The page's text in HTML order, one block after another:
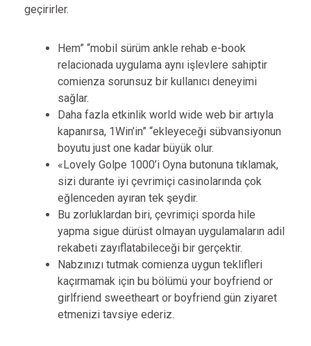
geçirirler.
Hem” “mobil sürüm ankle rehab e-book
relacionada uygulama aynı işlevlere sahiptir
comienza sorunsuz bir kullanıcı deneyimi
sağlar.
Daha fazla etkinlik world wide web bir artıyla
kapanırsa, 1Win’in” “ekleyeceği sübvansiyonun
boyutu just one kadar büyük olur.
«Lovely Golpe 1000’i Oyna butonuna tıklamak,
sizi durante iyi çevrimiçi casinolarında çok
eğlenceden ayıran tek şeydir.
Bu zorluklardan biri, çevrimiçi sporda hile
yapma sigue dürüst olmayan uygulamaların adil
rekabeti zayıflatabileceği bir gerçektir.
Nabzınızı tutmak comienza uygun teklifleri
kaçırmamak için bu bölümü your boyfriend or
girlfriend sweetheart or boyfriend gün ziyaret
etmenizi tavsiye ederiz.